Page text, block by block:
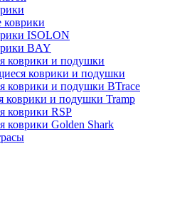
коврики
ISOLON
BAY
коврики и подушки
коврики и подушки
коврики и подушки BTrace
коврики и подушки Tramp
коврики RSP
коврики Golden Shark